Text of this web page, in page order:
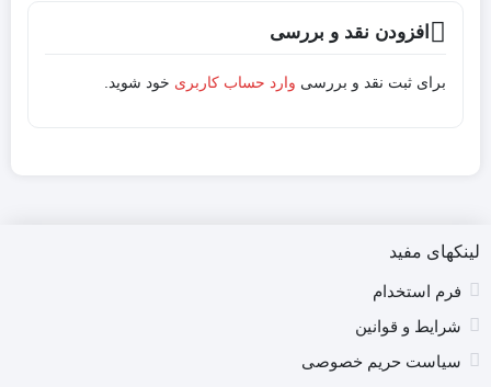
افزودن نقد و بررسی
برای ثبت نقد و بررسی وارد حساب کاربری خود شوید.
لینکهای مفید
فرم استخدام
شرایط و قوانین
سیاست حریم خصوصی